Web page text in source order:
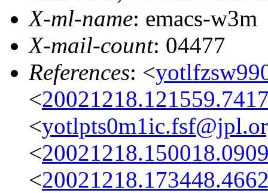
X-ml-name: emacs-w3m
X-mail-count: 04477
References: <
<
<
<
<